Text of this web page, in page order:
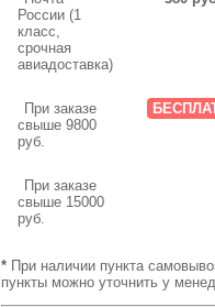
России (1
класс,
срочная
авиадоставка)
При заказе
свыше 9800
руб.
При заказе
свыше 15000
руб.
* При наличии пункта
пункты можно уточнить у